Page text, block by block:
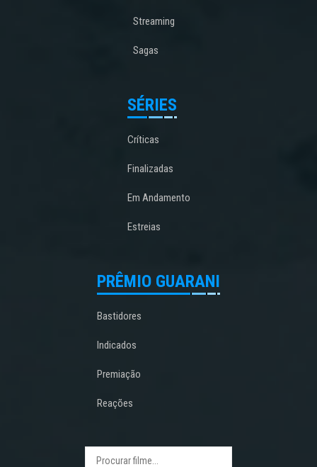
Streaming
Sagas
SÉRIES
Críticas
Finalizadas
Em Andamento
Estreias
PRÊMIO GUARANI
Bastidores
Indicados
Premiação
Reações